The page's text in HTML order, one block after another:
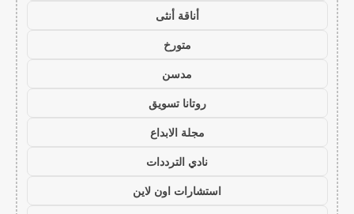
أناقة أنثى
متورخ
مدسن
روتانا تسويق
مجلة الابداع
نادي الترددات
استشارات اون لاين